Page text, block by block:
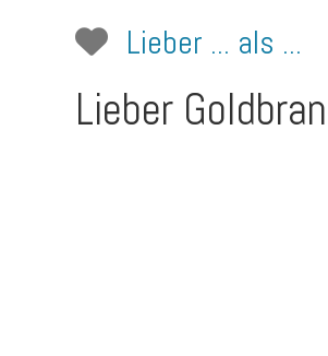
Lieber ... als ...
Lieber